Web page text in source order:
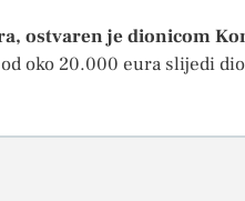
ostvaren je dionicom
oko 20.000 eura slijedi